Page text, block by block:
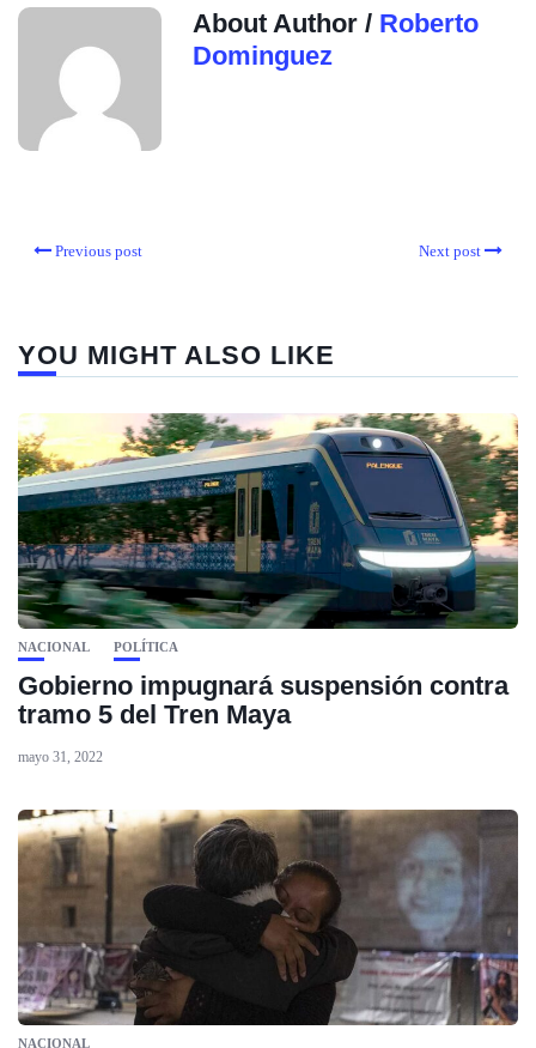
About Author / Roberto
Dominguez
Previous post Next post
YOU MIGHT ALSO LIKE
NACIONAL POLÍTICA
Gobierno impugnará suspensión contra
tramo 5 del Tren Maya
mayo 31, 2022
NACIONAL